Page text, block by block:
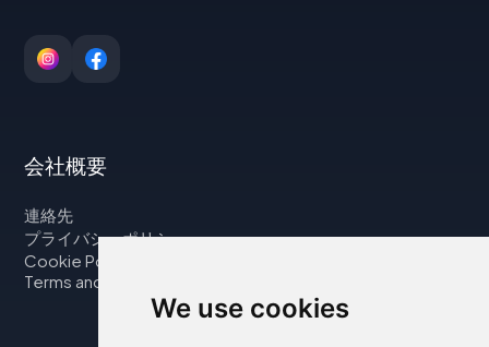
We use cookies
会社概要
連絡先
プライバシーポリシー
Cookie Policy
Terms and Conditions